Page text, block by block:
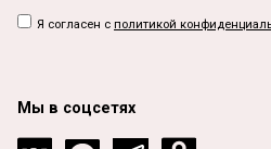
Я согласен с политикой
Мы в соцсетях